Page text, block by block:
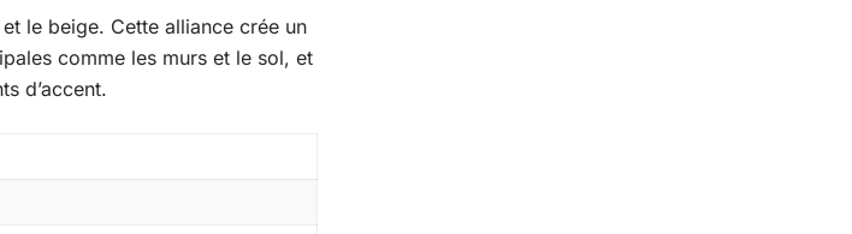
le beige. Cette alliance crée un
comme les murs et le sol, et
d’accent.